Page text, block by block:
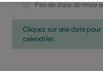
Pas de date de mise
Cliquez sur une date
calendrier.